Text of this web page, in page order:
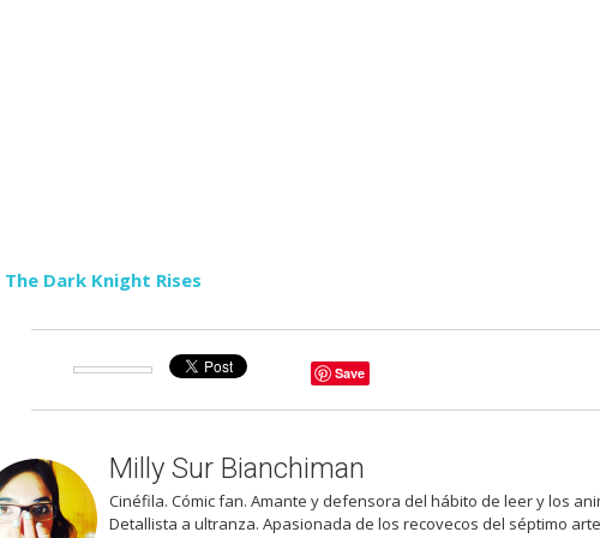
The Dark Knight Rises
Save
Milly Sur Bianchiman
Cinéfila. Cómic fan. Amante y defensora del hábito de leer y los
Detallista a ultranza. Apasionada de los recovecos del séptimo